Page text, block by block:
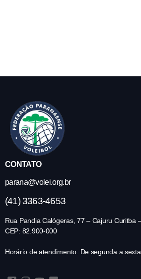
CONTATO
parana@volei.org.br
(41) 3363-4653
Rua Pandia Calógeras, 77 – Cajuru Curitba
CEP: 82.900-000
Horário de atendimento: De segunda a